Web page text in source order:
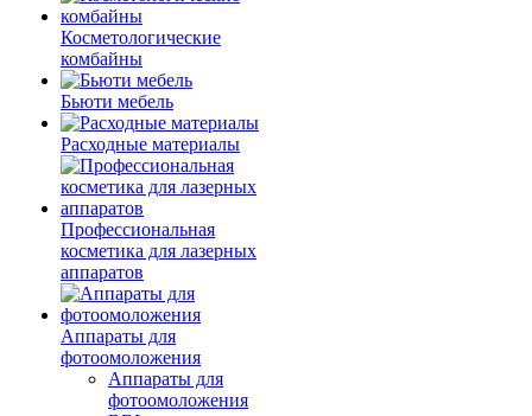
Косметологические
комбайны
Бьюти мебель
Расходные материалы
Профессиональная
косметика для лазерных
аппаратов
Аппараты для
фотоомоложения
Аппараты для
фотоомоложения